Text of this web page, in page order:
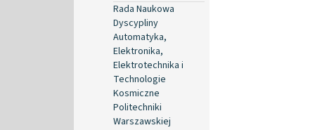
Rada Naukowa
Dyscypliny
Automatyka,
Elektronika,
Elektrotechnika i
Technologie
Kosmiczne
Politechniki
Warszawskiej